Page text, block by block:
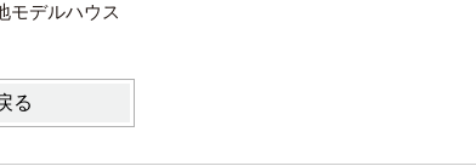
モデルハウス
る